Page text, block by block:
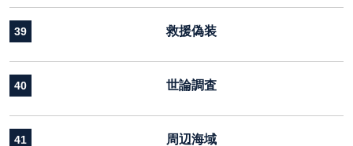
39 救援偽装
40 世論調査
41 周辺海域